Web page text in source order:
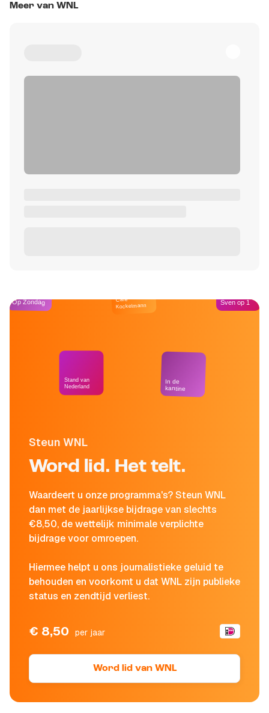
Meer van WNL
Steun WNL
Word lid. Het telt.
Waardeert u onze programma's? Steun WNL
dan met de jaarlijkse bijdrage van slechts
€8,50, de wettelijk minimale verplichte
bijdrage voor omroepen.
Hiermee helpt u ons journalistieke geluid te
behouden en voorkomt u dat WNL zijn publieke
status en zendtijd verliest.
€ 8,50 per jaar
Word lid van WNL
Op Zondag
Stand van
Nederland
Café
Kockelmann
In de
kantine
Sven op 1